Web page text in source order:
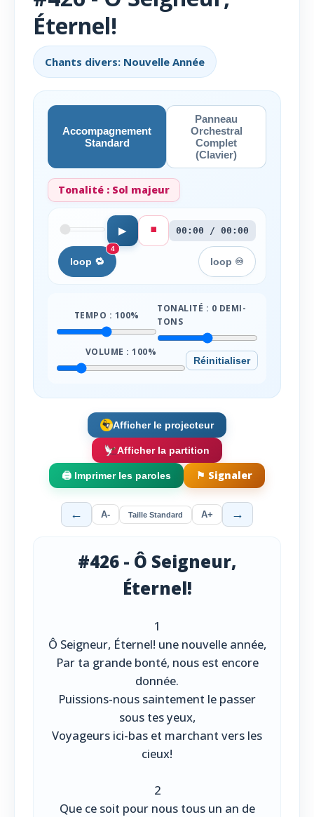
Éternel!
Chants divers: Nouvelle Année
Accompagnement
Standard
Panneau
Orchestral
Complet
(Clavier)
Tonalité : Sol majeur
▶ ⏹️ 00:00 / 00:00
loop 🔁
4
loop ♾️
TEMPO : 100%
TONALITÉ : 0 DEMI-
TONS
VOLUME :100%
Réinitialiser
Afficher le projecteur
Afficher la partition
🖨️ Imprimer les paroles ⚑ Signaler
← A- Taille Standard A+ →
#426 - Ô Seigneur,
Éternel!
1
Ô Seigneur, Éternel! une nouvelle année,
Par ta grande bonté, nous est encore
donnée.
Puissions-nous saintement le passer
sous tes yeux,
Voyageurs ici-bas et marchant vers les
cieux!
2
Que ce soit pour nous tous un an de